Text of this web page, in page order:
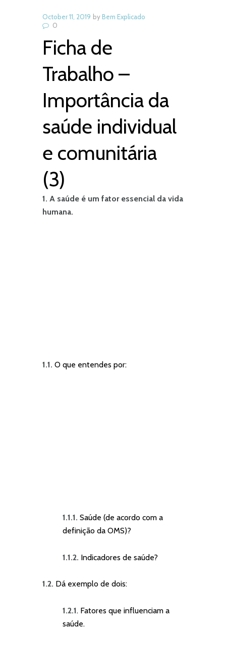
October 11, 2019 byBem Explicado
0
Ficha de
Trabalho –
Importância da
saúde individual
e comunitária
(3)
1. A saúde é um fator essencial da vida
humana.
1.1. O que entendes por:
1.1.1. Saúde (de acordo com a
definição da OMS)?
1.1.2. Indicadores de saúde?
1.2. Dá exemplo de dois:
1.2.1. Fatores que influenciam a
saúde.